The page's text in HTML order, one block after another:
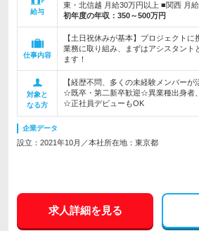
給与
東・北信越 月給30万円以上 ■関西 月
初年度の年収： 350～500万円
仕事内容
【土日祝休みが基本】プロジェクト
業務に取り組み、まずはアシスタント
ます！
対象と
なる方
【経歴不問、多くの未経験メンバー
☆既卒・第二新卒歓迎☆異業種出身者
☆正社員デビューもOK
企業データ
設立：2021年10月／本社所在地：東京都
求人詳細を見る